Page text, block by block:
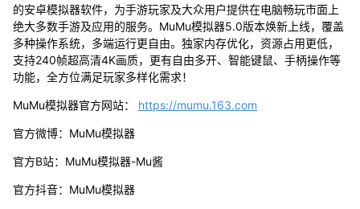
的安卓模拟器软件，为手游玩家及大众用户提供在电脑畅玩市面上
绝大多数手游及应用的服务。MuMu模拟器5.0版本焕新上线，覆盖
多种操作系统，多端运行更自由。独家内存优化，资源占用更低，
支持240帧超高清4K画质，更有自由多开、智能键鼠、手柄操作等
功能，全方位满足玩家多样化需求！
MuMu模拟器官方网站： https://mumu.163.com
官方微博：MuMu模拟器
官方B站：MuMu模拟器-Mu酱
官方抖音：MuMu模拟器